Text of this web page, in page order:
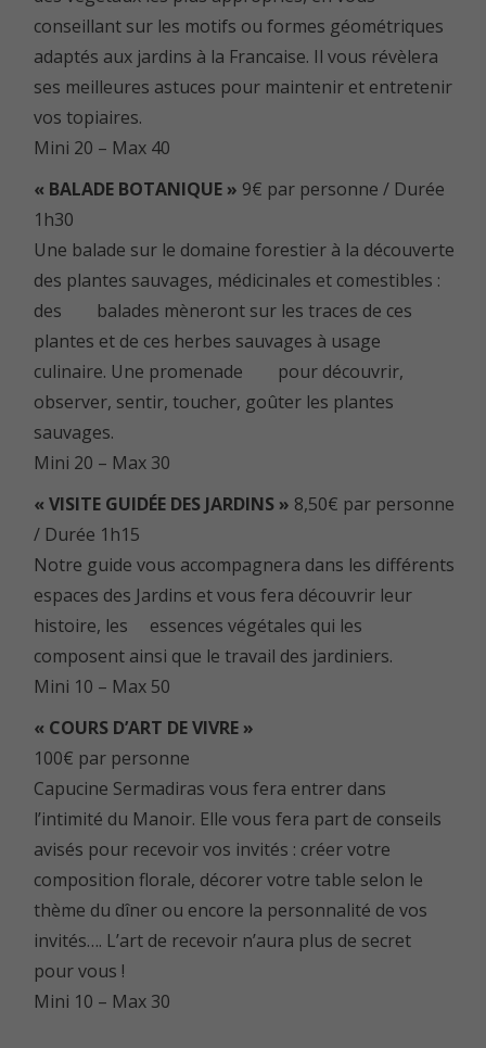
conseillant sur les motifs ou formes géométriques
adaptés aux jardins à la Francaise. Il vous révèlera
ses meilleures astuces pour maintenir et entretenir
vos topiaires.
Mini 20 – Max 40
« BALADE BOTANIQUE » 9€ par personne / Durée
1h30
Une balade sur le domaine forestier à la découverte
des plantes sauvages, médicinales et comestibles :
des balades mèneront sur les traces de ces
plantes et de ces herbes sauvages à usage
culinaire. Une promenade pour découvrir,
observer, sentir, toucher, goûter les plantes
sauvages.
Mini 20 – Max 30
« VISITE GUIDÉE DES JARDINS » 8,50€ par personne
/ Durée 1h15
Notre guide vous accompagnera dans les différents
espaces des Jardins et vous fera découvrir leur
histoire, les essences végétales qui les
composent ainsi que le travail des jardiniers.
Mini 10 – Max 50
« COURS D’ART DE VIVRE »
100€ par personne
Capucine Sermadiras vous fera entrer dans
l’intimité du Manoir. Elle vous fera part de conseils
avisés pour recevoir vos invités : créer votre
composition florale, décorer votre table selon le
thème du dîner ou encore la personnalité de vos
invités…. L’art de recevoir n’aura plus de secret
pour vous !
Mini 10 – Max 30